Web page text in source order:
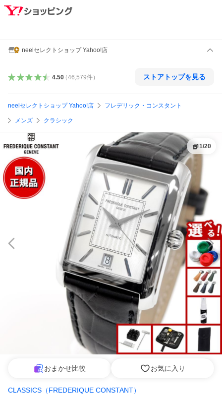
neelセレクトショップ Yahoo!店
4.50（46,579件） ストアトップを見る
neelセレクトショップ Yahoo!店 フレデリック・コンスタント
メンズ クラシック
1/20
おまかせ比較 お気に入り
CLASSICS（FREDERIQUE CONSTANT）